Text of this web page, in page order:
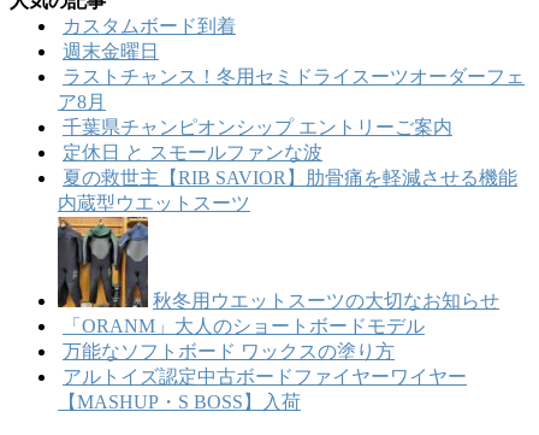
カスタムボード到着
週末金曜日
ラストチャンス！冬用セミドライスーツオーダーフェ
ア8月
千葉県チャンピオンシップ エントリーご案内
定休日 と スモールファンな波
夏の救世主【RIB SAVIOR】肋骨痛を軽減させる機能
内蔵型ウエットスーツ
秋冬用ウエットスーツの大切なお知らせ
「ORANM」大人のショートボードモデル
万能なソフトボード ワックスの塗り方
アルトイズ認定中古ボードファイヤーワイヤー
【MASHUP・S BOSS】入荷